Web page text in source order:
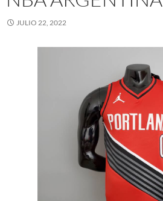
JULIO 22, 2022